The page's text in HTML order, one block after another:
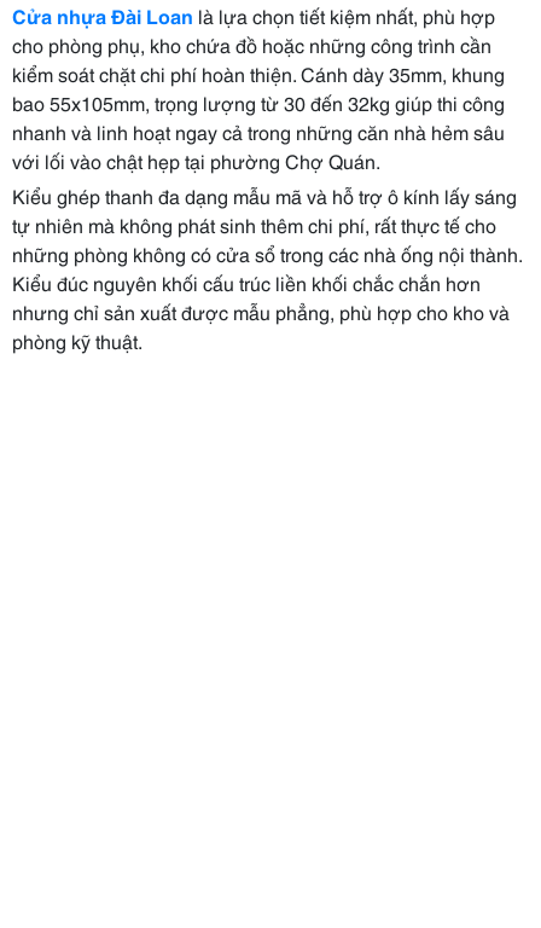
Cửa nhựa Đài Loan là lựa chọn tiết kiệm nhất, phù hợp
cho phòng phụ, kho chứa đồ hoặc những công trình cần
kiểm soát chặt chi phí hoàn thiện. Cánh dày 35mm, khung
bao 55x105mm, trọng lượng từ 30 đến 32kg giúp thi công
nhanh và linh hoạt ngay cả trong những căn nhà hẻm sâu
với lối vào chật hẹp tại phường Chợ Quán.
Kiểu ghép thanh đa dạng mẫu mã và hỗ trợ ô kính lấy sáng
tự nhiên mà không phát sinh thêm chi phí, rất thực tế cho
những phòng không có cửa sổ trong các nhà ống nội thành.
Kiểu đúc nguyên khối cấu trúc liền khối chắc chắn hơn
nhưng chỉ sản xuất được mẫu phẳng, phù hợp cho kho và
phòng kỹ thuật.